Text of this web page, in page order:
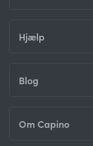
Hjælp
Blog
Om Capino